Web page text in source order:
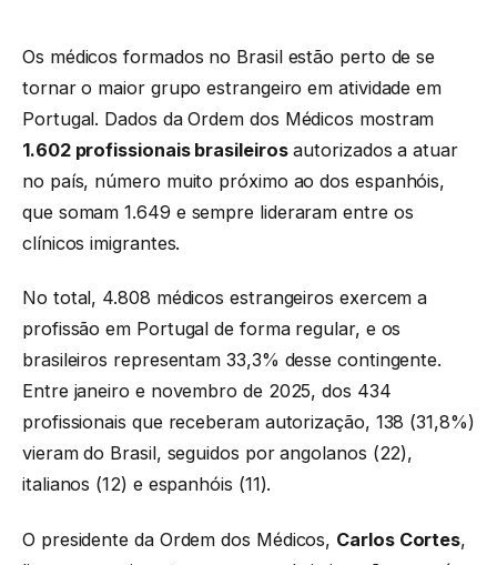
Os médicos formados no Brasil estão perto de se
tornar o maior grupo estrangeiro em atividade em
Portugal. Dados da Ordem dos Médicos mostram
1.602 profissionais brasileirosautorizados a atuar
no país, número muito próximo ao dos espanhóis,
que somam 1.649 e sempre lideraram entre os
clínicos imigrantes.
No total, 4.808 médicos estrangeiros exercem a
profissão em Portugal de forma regular, e os
brasileiros representam 33,3% desse contingente.
Entre janeiro e novembro de 2025, dos 434
profissionais que receberam autorização, 138 (31,8%)
vieram do Brasil, seguidos por angolanos (22),
italianos (12) e espanhóis (11).
O presidente da Ordem dos Médicos, Carlos Cortes,